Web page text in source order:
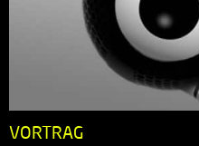
VORTRAG